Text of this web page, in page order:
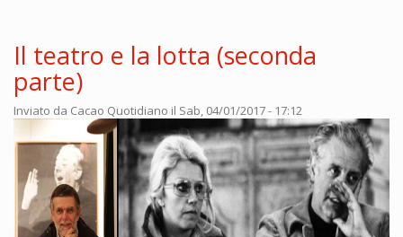
Il teatro e la lotta (seconda
parte)
Inviato da Cacao Quotidiano il Sab, 04/01/2017 - 17:12